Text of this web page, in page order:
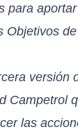
para
Objetivos
versión
Campetrol
las